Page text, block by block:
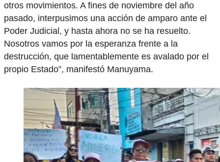
otros movimientos. A fines de noviembre del año
pasado, interpusimos una acción de amparo ante el
Poder Judicial, y hasta ahora no se ha resuelto.
Nosotros vamos por la esperanza frente a la
destrucción, que lamentablemente es avalado por el
propio Estado”, manifestó Manuyama.